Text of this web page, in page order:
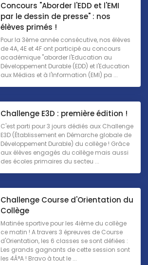
Concours "Aborder l'EDD et l'EMI
par le dessin de presse" : nos
élèves primés !
Pour la 3ème année consécutive, nos élèves
de 4A, 4E et 4F ont participé au concours
académique "aborder l'Education au
Développement Durable (EDD) et l'Education
aux Médias et à l'Information (EMI) pa ...
Challenge E3D : première édition !
C'est parti pour 3 jours dédiés aux Challenge
E3D (Établissement en Démarche globale de
Développement Durable) du collège ! Grâce
aux élèves engagés du collège mais aussi
des écoles primaires du secteu ...
Challenge Course d'Orientation du
Collège
Matinée sportive pour les 4ième du collège
ce matin ! A travers 3 épreuves de Course
d'Orientation, les 6 classes se sont défiées :
Les grands gagnants de cette session sont
les 4Â°A ! Bravo à tout le ...